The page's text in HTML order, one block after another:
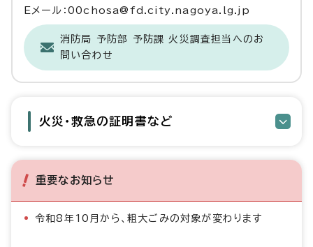
Eメール：00chosa@fd.city.nagoya.lg.jp
消防局 予防部 予防課 火災調査担当へのお
問い合わせ
火災・救急の証明書など
重要なお知らせ
令和8年10月から、粗大ごみの対象が変わります